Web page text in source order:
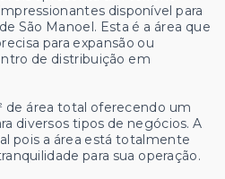
disponível para
São Manoel. Esta é a área que
para expansão ou
de distribuição em
de área total oferecendo um
diversos tipos de negócios. A
pois a área está totalmente
para sua operação.